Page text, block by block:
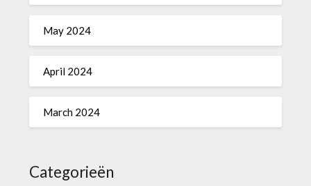
May 2024
April 2024
March 2024
Categorieën